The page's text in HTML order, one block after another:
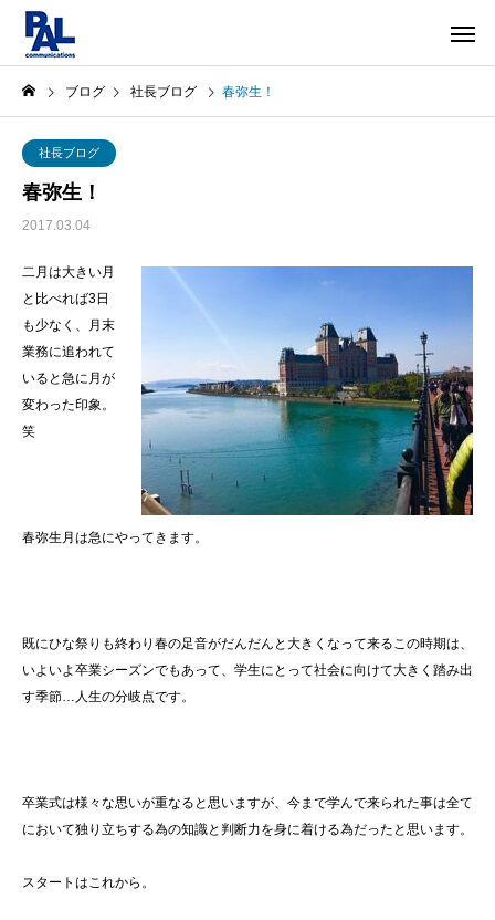
ブログ 社長ブログ 春弥生！
社長ブログ
春弥生！
2017.03.04
二月は大きい月
と比べれば3日
も少なく、月末
業務に追われて
いると急に月が
変わった印象。
笑
春弥生月は急にやってきます。
既にひな祭りも終わり春の足音がだんだんと大きくなって来るこの時期は、
いよいよ卒業シーズンでもあって、学生にとって社会に向けて大きく踏み出
す季節… 人生の分岐点です。
卒業式は様々な思いが重なると思いますが、今まで学んで来られた事は全て
において独り立ちする為の知識と判断力を身に着ける為だったと思います。
スタートはこれから。